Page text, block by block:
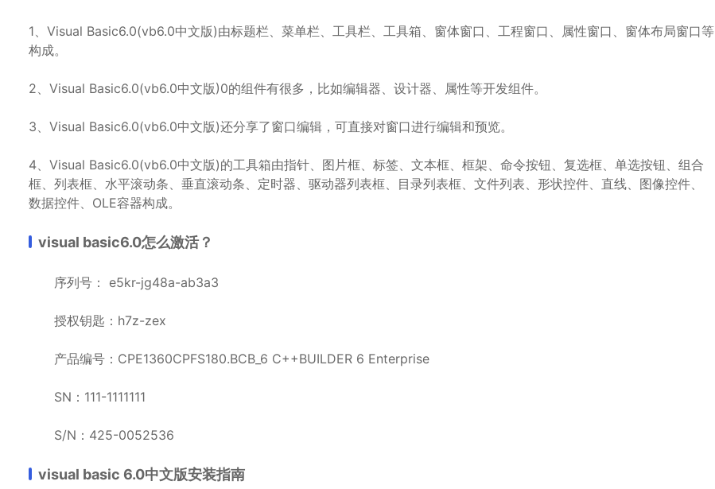
1、Visual Basic6.0(vb6.0中文版)由标题栏、菜单栏、工具栏、工具箱、窗体窗口、工程窗口、属性窗口、窗体布局窗口等
构成。
2、Visual Basic6.0(vb6.0中文版)0的组件有很多，比如编辑器、设计器、属性等开发组件。
3、Visual Basic6.0(vb6.0中文版)还分享了窗口编辑，可直接对窗口进行编辑和预览。
4、Visual Basic6.0(vb6.0中文版)的工具箱由指针、图片框、标签、文本框、框架、命令按钮、复选框、单选按钮、组合
框、列表框、水平滚动条、垂直滚动条、定时器、驱动器列表框、目录列表框、文件列表、形状控件、直线、图像控件、
数据控件、OLE容器构成。
visual basic6.0怎么激活？
序列号： e5kr-jg48a-ab3a3
授权钥匙：h7z-zex
产品编号：CPE1360CPFS180.BCB_6 C++BUILDER 6 Enterprise
SN：111-1111111
S/N：425-0052536
visual basic 6.0中文版安装指南